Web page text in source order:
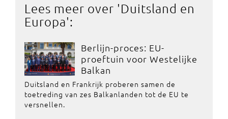
Lees meer over 'Duitsland en
Europa':
Berlijn-proces: EU-
proeftuin voor Westelijke
Balkan
Duitsland en Frankrijk proberen samen de
toetreding van zes Balkanlanden tot de EU te
versnellen.